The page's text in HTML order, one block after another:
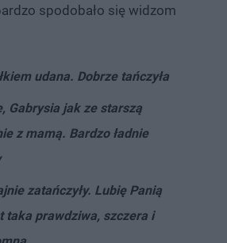
spodobało się widzom
udana. Dobrze tańczyła
Gabrysia jak ze starszą
z mamą. Bardzo ładnie
zatańczyły. Lubię Panią
taka prawdziwa, szczera i